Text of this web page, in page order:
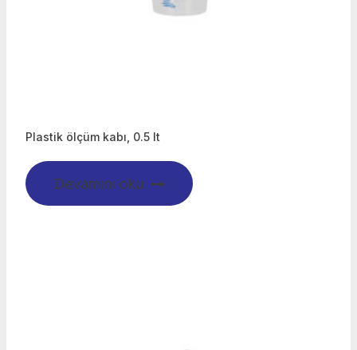
Plastik ölçüm kabı, 0.5 lt
Devamını oku